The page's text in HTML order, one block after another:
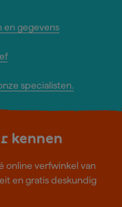
en gegevens
specialisten.
kennen
online verfwinkel van
en gratis deskundig